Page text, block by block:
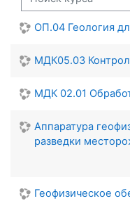
ОП.04 Геология
МДК05.03
МДК 02.01
Аппаратура
разведки
Геофизическое